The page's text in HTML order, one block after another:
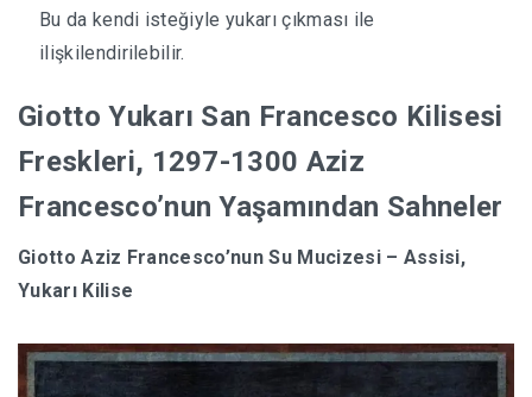
Bu da kendi isteğiyle yukarı çıkması ile
ilişkilendirilebilir.
Giotto Yukarı San Francesco Kilisesi
Freskleri, 1297-1300 Aziz
Francesco’nun Yaşamından Sahneler
Giotto Aziz Francesco’nun Su Mucizesi – Assisi,
Yukarı Kilise